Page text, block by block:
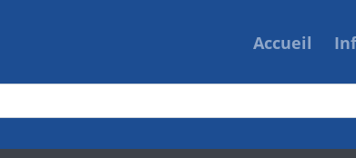
Accueil